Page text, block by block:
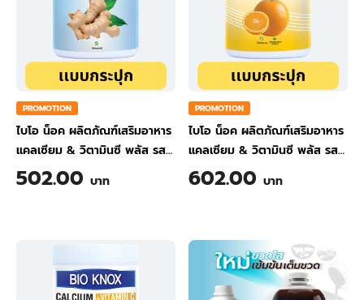
PROMOTION
ไบโอ น็อค ผลิตภัณฑ์เสริมอาหาร
แคลเซียม & วิตามินซี พลัส รส
ขิง ขนาด 200 กรัม
502.00 บาท
PROMOTION
ไบโอ น็อค ผลิตภัณฑ์เสริมอาหาร
แคลเซียม & วิตามินซี พลัส รส
ส้ม ขนาด 200 กรัม
602.00 บาท